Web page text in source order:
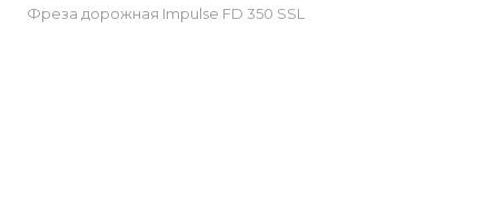
Фреза дорожная Impulse FD 350 SSL